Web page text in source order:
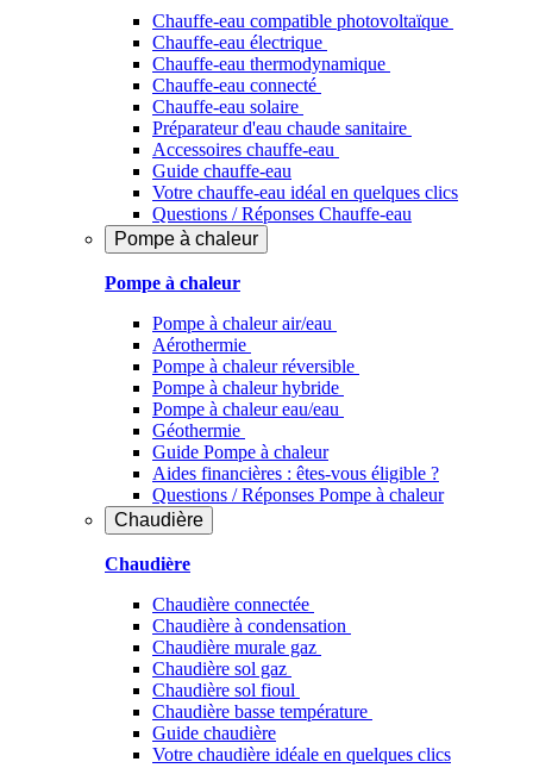
Chauffe-eau compatible photovoltaïque
Chauffe-eau électrique
Chauffe-eau thermodynamique
Chauffe-eau connecté
Chauffe-eau solaire
Préparateur d'eau chaude sanitaire
Accessoires chauffe-eau
Guide chauffe-eau
Votre chauffe-eau idéal en quelques clics
Questions / Réponses Chauffe-eau
Pompe à chaleur
Pompe à chaleur
Pompe à chaleur air/eau
Aérothermie
Pompe à chaleur réversible
Pompe à chaleur hybride
Pompe à chaleur​ eau/eau
Géothermie
Guide Pompe à chaleur
Aides financières : êtes-vous éligible ?
Questions / Réponses Pompe à chaleur
Chaudière
Chaudière
Chaudière connectée
Chaudière à condensation
Chaudière murale gaz
Chaudière sol gaz
Chaudière sol fioul
Chaudière basse température
Guide chaudière
Votre chaudière idéale en quelques clics